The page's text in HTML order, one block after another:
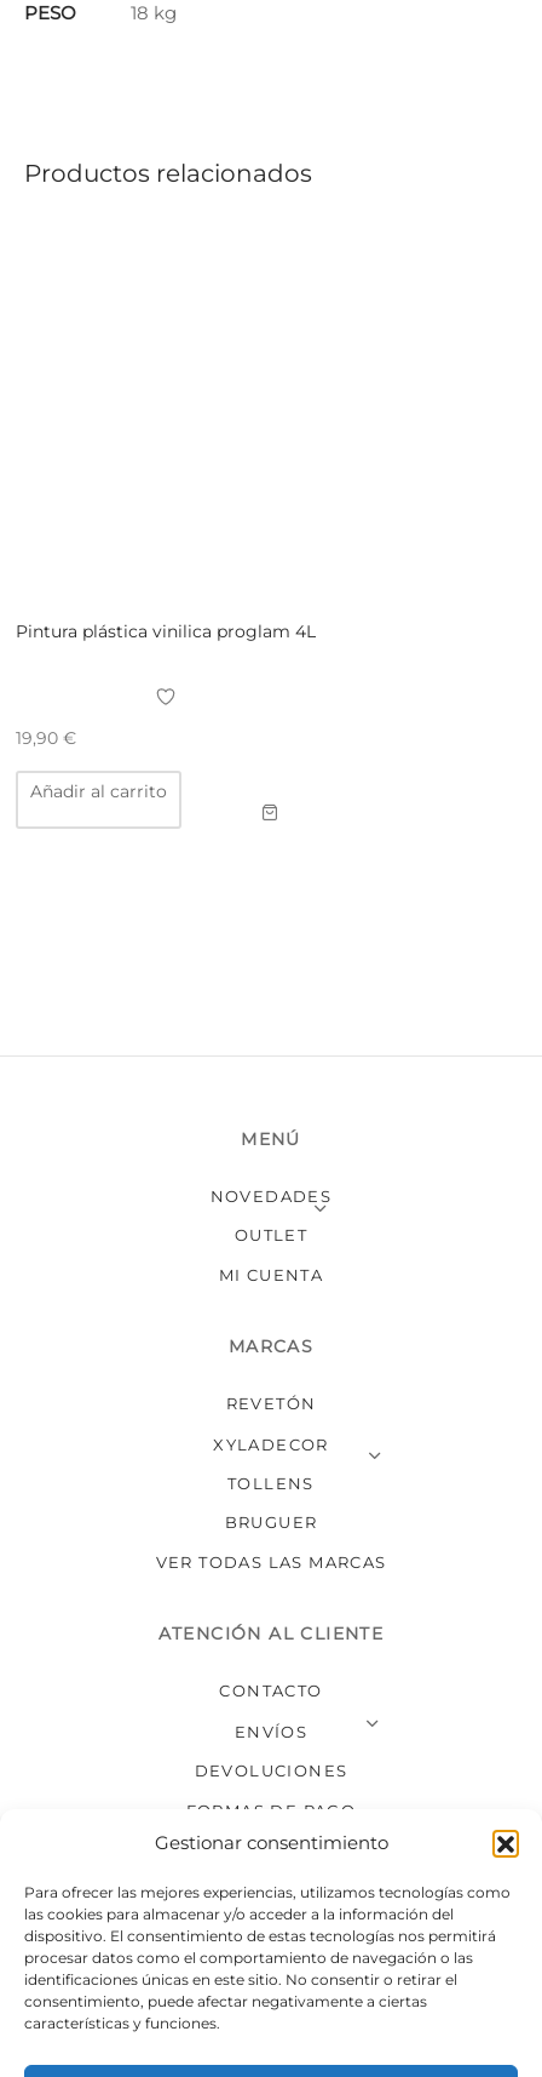
Gestionar consentimiento
Para ofrecer las mejores experiencias, utilizamos tecnologías como
las cookies para almacenar y/o acceder a la información del
dispositivo. El consentimiento de estas tecnologías nos permitirá
procesar datos como el comportamiento de navegación o las
identificaciones únicas en este sitio. No consentir o retirar el
consentimiento, puede afectar negativamente a ciertas
características y funciones.
PESO 18 kg
Productos relacionados
Pintura plástica vinilica proglam 4L
19,90 €
Añadir al carrito
MENÚ
NOVEDADES
OUTLET
MI CUENTA
MARCAS
REVETÓN
XYLADECOR
TOLLENS
BRUGUER
VER TODAS LAS MARCAS
ATENCIÓN AL CLIENTE
CONTACTO
ENVÍOS
DEVOLUCIONES
FORMAS DE PAGO
SÍGUENOS